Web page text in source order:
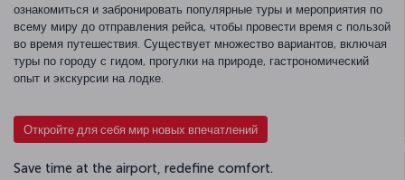
ознакомиться и забронировать популярные туры и мероприятия по
всему миру до отправления рейса, чтобы провести время с пользой
во время путешествия. Существует множество вариантов, включая
туры по городу с гидом, прогулки на природе, гастрономический
опыт и экскурсии на лодке.
Откройте для себя мир новых впечатлений
Save time at the airport, redefine comfort.